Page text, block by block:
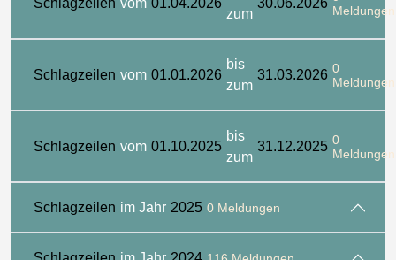
Schlagzeilen vom 01.04.2026
zum
30.06.2026 Meldungen
Schlagzeilen vom 01.01.2026
bis
zum
31.03.2026 0
Meldungen
Schlagzeilen vom 01.10.2025
bis
zum
31.12.2025 0
Meldungen
Schlagzeilen im Jahr 2025 0 Meldungen